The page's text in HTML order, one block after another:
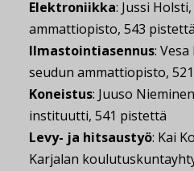
Elektroniikka: Jussi
ammattiopisto, 543 pistettä
Ilmastointiasennus:
seudun ammattiopisto,
Koneistus: Juuso
instituutti, 541 pistettä
Levy- ja hitsaustyö: Kai
Karjalan